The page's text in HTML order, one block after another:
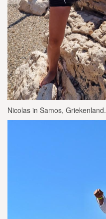
Nicolas in Samos, Griekenland.